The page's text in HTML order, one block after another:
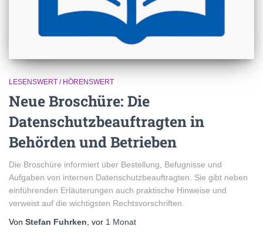
LESENSWERT / HÖRENSWERT
Neue Broschüre: Die
Datenschutzbeauftragten in
Behörden und Betrieben
Die Broschüre informiert über Bestellung, Befugnisse und
Aufgaben von internen Datenschutzbeauftragten. Sie gibt neben
einführenden Erläuterungen auch praktische Hinweise und
verweist auf die wichtigsten Rechtsvorschriften.
Von Stefan Fuhrken , vor 1 Monat